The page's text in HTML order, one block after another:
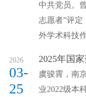
中共党员。
志愿者”评定
外学术科技
2026
03-
25
2025年国
虞骏霄，南
业2022级本